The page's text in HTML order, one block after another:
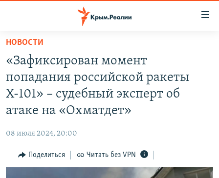
Вернуться
основному
содержанию
Вернутся
главной
Вернутся
поиску
НОВОСТИ
СПЕЦПРОЕКТЫ
КАРТА ВОЕННЫХ ОБЪЕКТОВ КРЫМА
ВОДА
ИНФОГРАФИКА
РАДІО СВОБОДА
КАК ОБОЙТИ БЛОКИРОВКУ
НОВОСТИ
«Зафиксирован момент
попадания российской ракеты
Х-101» – судебный эксперт об
атаке на «Охматдет»
08 июля 2024, 20:00
Поделиться Читать без VPN